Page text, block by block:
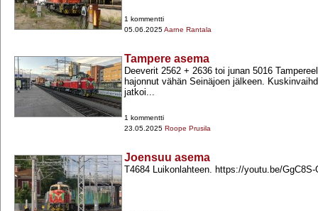
1 kommentti
05.06.2025Aarne Rantala
Tampere asema
Deeverit 2562 +​ 2636 toi junan 5016
hajonnut vähän Seinäjoen jälkeen.
jatkoi...
1 kommentti
23.05.2025 Roope Prusila
Joensuu asema
T4684 Luikonlahteen. https://youtu.be/GgC8S-​